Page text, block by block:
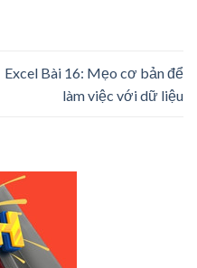
Excel Bài 16: Mẹo cơ bản để
làm việc với dữ liệu